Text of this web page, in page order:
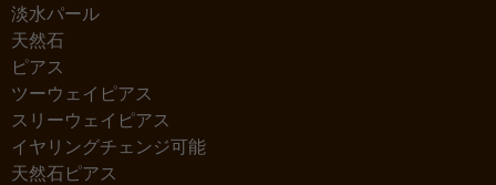
淡水パール
天然石
ピアス
ツーウェイピアス
スリーウェイピアス
イヤリングチェンジ可能
天然石ピアス